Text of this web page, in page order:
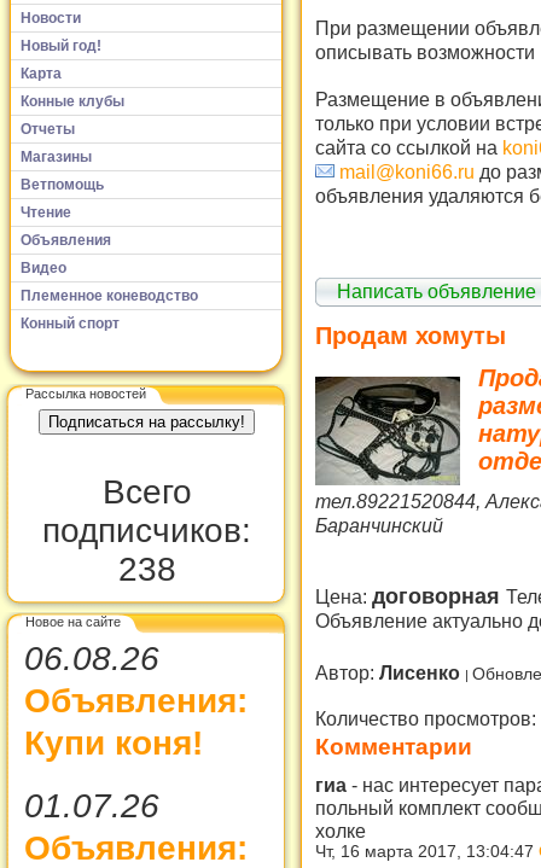
Новости
Новый год!
Карта
Конные клубы
Отчеты
Магазины
Ветпомощь
Чтение
Объявления
Видео
Племенное коневодство
Конный спорт
Рассылка новостей
Всего
подписчиков:
238
Новое на сайте
06.08.26
Объявления:
Купи коня!
01.07.26
Объявления:
При размещении
описывать возможности
Размещение в
только при условии
сайта со ссылкой на
mail@koni66.ru до
объявления удаляются
Написать объявление
Продам хомуты
тел.89221520844,
Баранчинский
Цена: договорная
Объявление актуально
Автор: Лисенко
Количество просмотров:
Комментарии
гиа - нас интересует
польный комплект
холке
Чт, 16 марта 2017, 13:04:47